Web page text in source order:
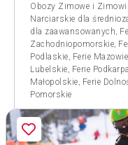
Obozy Zimowe i
Narciarskie dla
dla zaawansowanych,
Zachodniopomorskie,
Podlaskie, Ferie
Lubelskie, Ferie
Małopolskie, Ferie
Pomorskie